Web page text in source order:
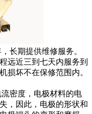
长期提供维修服务。
远近三到七天内服务到
损坏不在保修范围内。
密度，电极材料的电
，因此，电极的形状和